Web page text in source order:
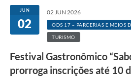
JUN
02
02 JUN 2026
ODS 17 – PARCERIAS E MEIOS
TURISMO
Festival Gastronômico
prorroga inscrições até 10